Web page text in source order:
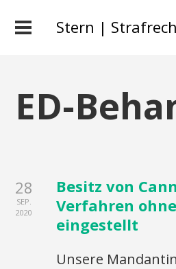
Stern |
ED-
28
SEP.
2020
Besitz von
Verfahren
eingestellt
Unsere